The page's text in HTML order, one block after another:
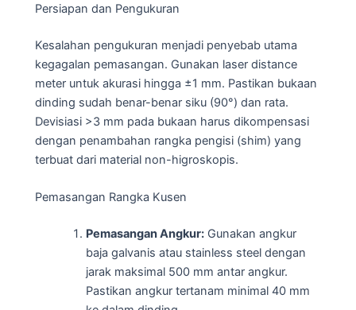
Persiapan dan Pengukuran
Kesalahan pengukuran menjadi penyebab utama
kegagalan pemasangan. Gunakan laser distance
meter untuk akurasi hingga ±1 mm. Pastikan bukaan
dinding sudah benar-benar siku (90°) dan rata.
Devisiasi >3 mm pada bukaan harus dikompensasi
dengan penambahan rangka pengisi (shim) yang
terbuat dari material non-higroskopis.
Pemasangan Rangka Kusen
Pemasangan Angkur:Gunakan angkur
baja galvanis atau stainless steel dengan
jarak maksimal 500 mm antar angkur.
Pastikan angkur tertanam minimal 40 mm